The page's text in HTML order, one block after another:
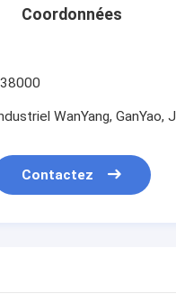
Coordonnées
WanYang, GanYao,
Contactez